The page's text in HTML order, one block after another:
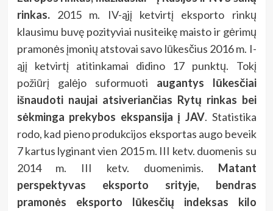
rinkas.2015 m. IV-ąjį ketvirtį eksporto rinkų
klausimu buvę pozityviai nusiteikę maisto ir gėrimų
pramonės įmonių atstovai savo lūkesčius 2016 m. I-
ąjį ketvirtį atitinkamai didino 17 punktų. Tokį
požiūrį galėjo suformuoti augantys lūkesčiai
išnaudoti naujai atsiveriančias Rytų rinkas bei
sėkminga prekybos ekspansija į JAV. Statistika
rodo, kad pieno produkcijos eksportas augo beveik
7 kartus lyginant vien 2015 m. III ketv. duomenis su
2014 m. III ketv. duomenimis. Matant
perspektyvas eksporto srityje, bendras
pramonės eksporto lūkesčių indeksas kilo